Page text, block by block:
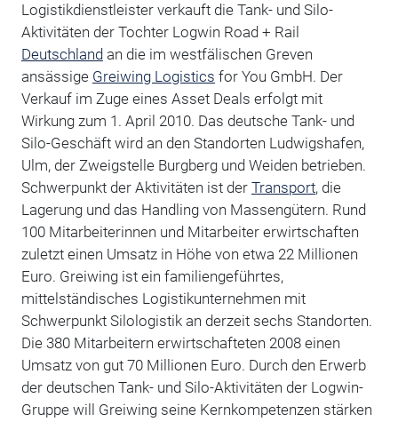
Logistikdienstleister verkauft die Tank- und Silo-
Aktivitäten der Tochter Logwin Road + Rail
Deutschland an die im westfälischen Greven
ansässige Greiwing Logistics for You GmbH. Der
Verkauf im Zuge eines Asset Deals erfolgt mit
Wirkung zum 1. April 2010. Das deutsche Tank- und
Silo-Geschäft wird an den Standorten Ludwigshafen,
Ulm, der Zweigstelle Burgberg und Weiden betrieben.
Schwerpunkt der Aktivitäten ist der Transport, die
Lagerung und das Handling von Massengütern. Rund
100 Mitarbeiterinnen und Mitarbeiter erwirtschaften
zuletzt einen Umsatz in Höhe von etwa 22 Millionen
Euro. Greiwing ist ein familiengeführtes,
mittelständisches Logistikunternehmen mit
Schwerpunkt Silologistik an derzeit sechs Standorten.
Die 380 Mitarbeitern erwirtschafteten 2008 einen
Umsatz von gut 70 Millionen Euro. Durch den Erwerb
der deutschen Tank- und Silo-Aktivitäten der Logwin-
Gruppe will Greiwing seine Kernkompetenzen stärken